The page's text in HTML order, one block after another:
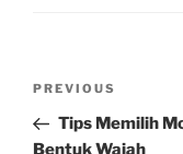
Previous
Post
PREVIOUS
Tips Memilih
Bentuk Wajah